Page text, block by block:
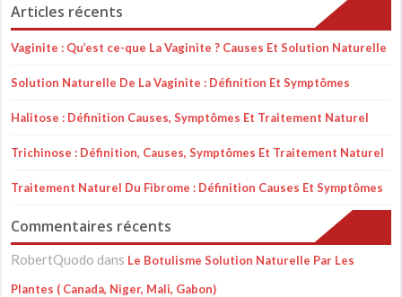
Articles récents
Vaginite : Qu’est ce-que La Vaginite ? Causes Et Solution Naturelle
Solution Naturelle De La Vaginite : Définition Et Symptômes
Halitose : Définition Causes, Symptômes Et Traitement Naturel
Trichinose : Définition, Causes, Symptômes Et Traitement Naturel
Traitement Naturel Du Fibrome : Définition Causes Et Symptômes
Commentaires récents
RobertQuodo dans Le Botulisme Solution Naturelle Par Les
Plantes ( Canada, Niger, Mali, Gabon)